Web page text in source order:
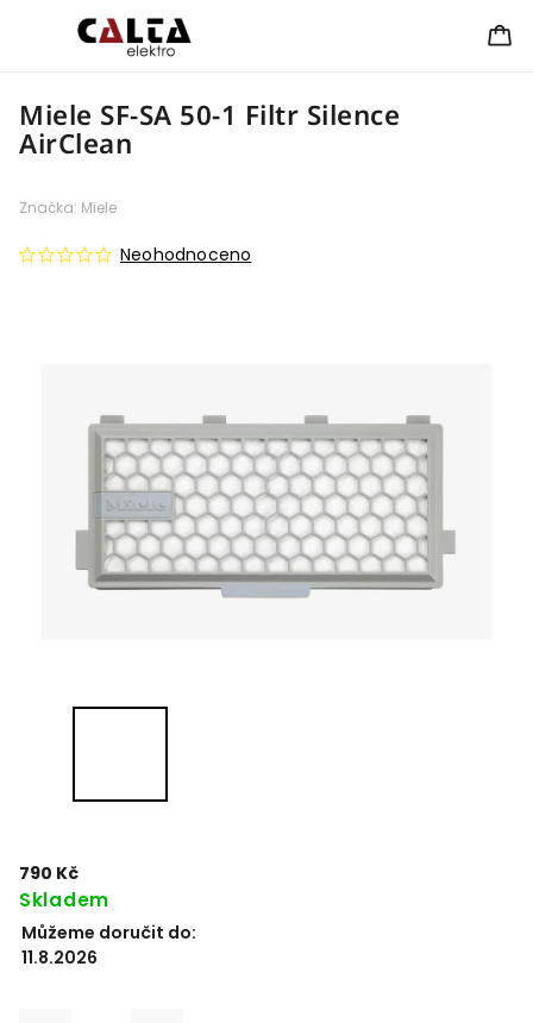
Miele SF-SA 50-1 Filtr Silence
AirClean
Neohodnoceno
Značka: Miele
790 Kč
Skladem
Můžeme doručit do:
11.8.2026